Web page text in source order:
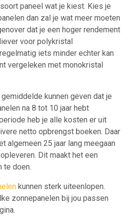
paneel wat je kiest. Kies je
dan zal je wat meer moeten
dat je een hoger rendement
voor polykristal
iets minder echter kan
vergeleken met monokristal
kunnen geven dat je
na 8 tot 10 jaar hebt
heb je alle kosten er uit
netto opbrengst boeken. Daar
algemeen 25 jaar lang meegaan
Dit maakt het een
te doen.
kunnen sterk uiteenlopen.
zonnepanelen bij jou passen